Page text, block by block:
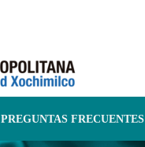
PREGUNTAS FRECUENTES